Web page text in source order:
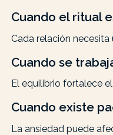
Cuando el ritual
Cada relación necesita
Cuando se
El equilibrio fortalece
Cuando existe
La ansiedad puede